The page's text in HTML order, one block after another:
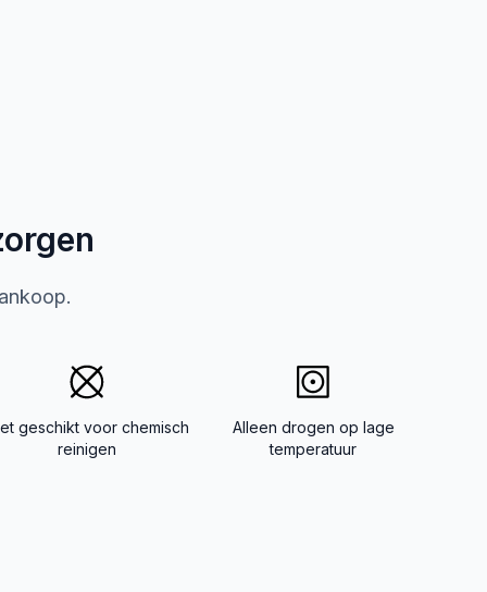
geschikt voor chemisch
reinigen
Alleen drogen op lage
temperatuur